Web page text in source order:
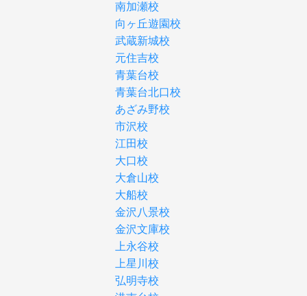
南加瀬校
向ヶ丘遊園校
武蔵新城校
元住吉校
青葉台校
青葉台北口校
あざみ野校
市沢校
江田校
大口校
大倉山校
大船校
金沢八景校
金沢文庫校
上永谷校
上星川校
弘明寺校